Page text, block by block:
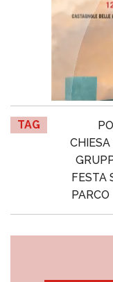
TAG
FESTA